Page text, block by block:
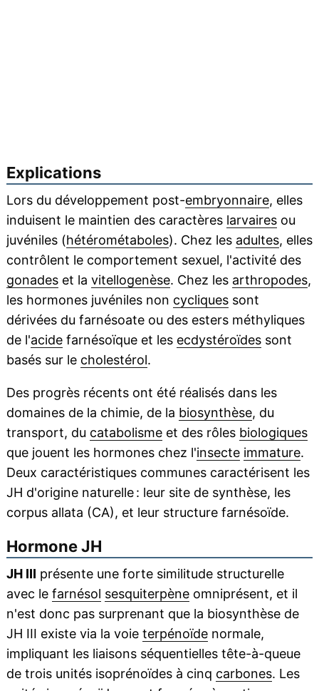
Explications
Lors du développement post-embryonnaire, elles
induisent le maintien des caractères larvairesou
juvéniles (hétérométaboles). Chez les adultes, elles
contrôlent le comportement sexuel, l'activité des
gonadeset la vitellogenèse. Chez les arthropodes,
les hormones juvéniles non cycliquessont
dérivées du farnésoate ou des esters méthyliques
de l'acidefarnésoïque et les ecdystéroïdessont
basés sur le cholestérol.
Des progrès récents ont été réalisés dans les
domaines de la chimie, de la biosynthèse, du
transport, du catabolismeet des rôles biologiques
que jouent les hormones chez l'insecte immature.
Deux caractéristiques communes caractérisent les
JH d'origine naturelle : leur site de synthèse, les
corpus allata (CA), et leur structure farnésoïde.
Hormone JH
JH III présente une forte similitude structurelle
avec le farnésol sesquiterpèneomniprésent, et il
n'est donc pas surprenant que la biosynthèse de
JH III existe via la voie terpénoïdenormale,
impliquant les liaisons séquentielles tête-à-queue
de trois unités isoprénoïdes à cinq carbones. Les